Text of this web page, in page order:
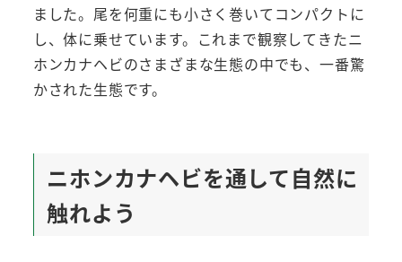
ました。尾を何重にも小さく巻いてコンパクトに
し、体に乗せています。これまで観察してきたニ
ホンカナヘビのさまざまな生態の中でも、一番驚
かされた生態です。
ニホンカナヘビを通して自然に
触れよう